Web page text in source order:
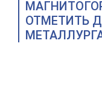
ОТМЕТИТЬ